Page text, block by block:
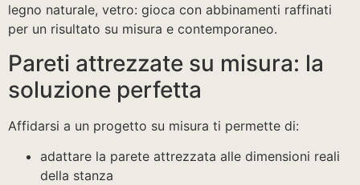
legno naturale, vetro: gioca con abbinamenti raffinati
per un risultato su misura e contemporaneo.
Pareti attrezzate su misura: la
soluzione perfetta
Affidarsi a un progetto su misura ti permette di:
adattare la parete attrezzata alle dimensioni reali
della stanza